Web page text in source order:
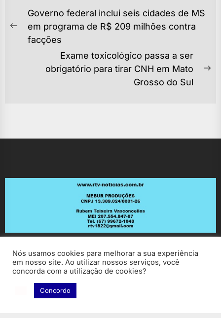
NAVEGAÇÃO
DE
POST
Previous
post:
Governo federal inclui seis cidades de MS
em programa de R$ 209 milhões contra
facções
Exame toxicológico passa a ser
obrigatório para tirar CNH em Mato
Grosso do Sul
Copyright © 2026RV Notícias.
Nós usamos cookies para melhorar a sua experiência
em nosso site. Ao utilizar nossos serviços, você
concorda com a utilização de cookies?
Concordo